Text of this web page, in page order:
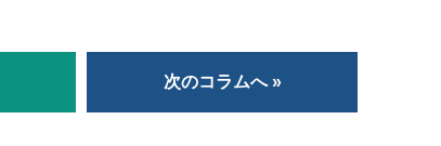
次のコラムへ »